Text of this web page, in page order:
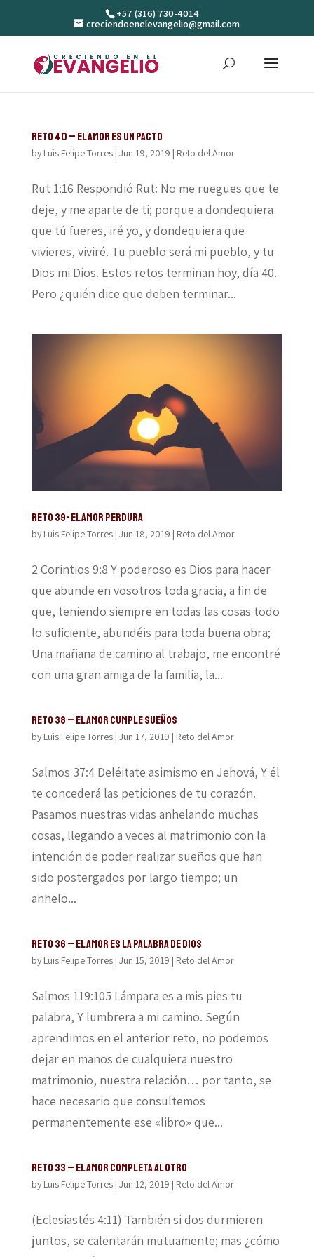
+57 (316) 730-4014
creciendoenelevangelio@gmail.com
Reto 40 – El amor es un pacto
by Luis Felipe Torres| Jun 19, 2019 | Reto del Amor
Rut 1:16 Respondió Rut: No me ruegues que te
deje, y me aparte de ti; porque a dondequiera
que tú fueres, iré yo, y dondequiera que
vivieres, viviré. Tu pueblo será mi pueblo, y tu
Dios mi Dios. Estos retos terminan hoy, día 40.
Pero ¿quién dice que deben terminar...
Reto 39- El amor perdura
by Luis Felipe Torres| Jun 18, 2019 | Reto del Amor
2 Corintios 9:8 Y poderoso es Dios para hacer
que abunde en vosotros toda gracia, a fin de
que, teniendo siempre en todas las cosas todo
lo suficiente, abundéis para toda buena obra;
Una mañana de camino al trabajo, me encontré
con una gran amiga de la familia, la...
Reto 38 – El amor cumple sueños
by Luis Felipe Torres| Jun 17, 2019 | Reto del Amor
Salmos 37:4 Deléitate asimismo en Jehová, Y él
te concederá las peticiones de tu corazón.
Pasamos nuestras vidas anhelando muchas
cosas, llegando a veces al matrimonio con la
intención de poder realizar sueños que han
sido postergados por largo tiempo; un
anhelo...
Reto 36 – El amor es la palabra de Dios
by Luis Felipe Torres| Jun 15, 2019 | Reto del Amor
Salmos 119:105 Lámpara es a mis pies tu
palabra, Y lumbrera a mi camino. Según
aprendimos en el anterior reto, no podemos
dejar en manos de cualquiera nuestro
matrimonio, nuestra relación… por tanto, se
hace necesario que consultemos
permanentemente ese «libro» que...
Reto 33 – El amor completa al otro
by Luis Felipe Torres| Jun 12, 2019 | Reto del Amor
(Eclesiastés 4:11) También si dos durmieren
juntos, se calentarán mutuamente; mas ¿cómo